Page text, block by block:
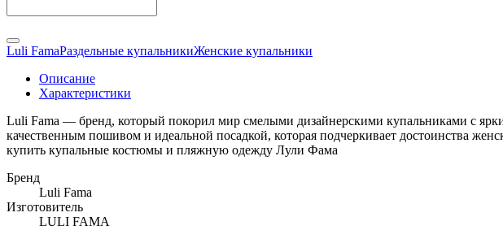
Luli FamaРаздельные купальникиЖенские купальники
Описание
Характеристики
Luli Fama — бренд, который покорил мир смелыми дизайнерскими купальниками с
качественным пошивом и идеальной посадкой, которая подчеркивает достоинства
купить купальные костюмы и пляжную одежду Лули Фама
Бренд
Luli Fama
Изготовитель
LULI FAMA